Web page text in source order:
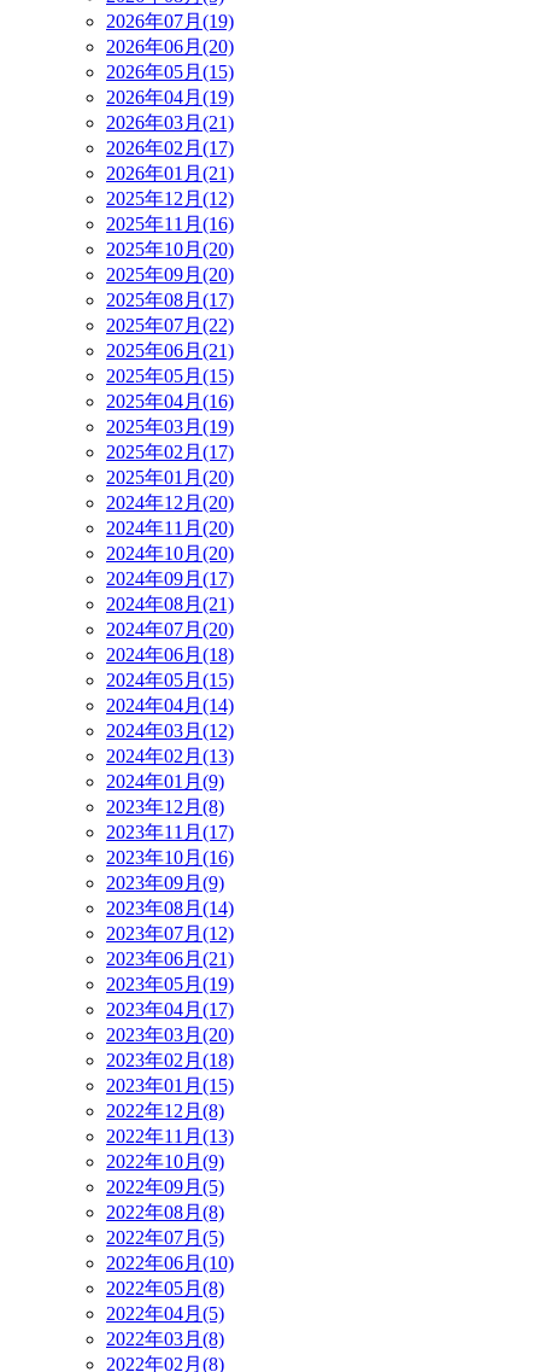
2026年07月(19)
2026年06月(20)
2026年05月(15)
2026年04月(19)
2026年03月(21)
2026年02月(17)
2026年01月(21)
2025年12月(12)
2025年11月(16)
2025年10月(20)
2025年09月(20)
2025年08月(17)
2025年07月(22)
2025年06月(21)
2025年05月(15)
2025年04月(16)
2025年03月(19)
2025年02月(17)
2025年01月(20)
2024年12月(20)
2024年11月(20)
2024年10月(20)
2024年09月(17)
2024年08月(21)
2024年07月(20)
2024年06月(18)
2024年05月(15)
2024年04月(14)
2024年03月(12)
2024年02月(13)
2024年01月(9)
2023年12月(8)
2023年11月(17)
2023年10月(16)
2023年09月(9)
2023年08月(14)
2023年07月(12)
2023年06月(21)
2023年05月(19)
2023年04月(17)
2023年03月(20)
2023年02月(18)
2023年01月(15)
2022年12月(8)
2022年11月(13)
2022年10月(9)
2022年09月(5)
2022年08月(8)
2022年07月(5)
2022年06月(10)
2022年05月(8)
2022年04月(5)
2022年03月(8)
2022年02月(8)